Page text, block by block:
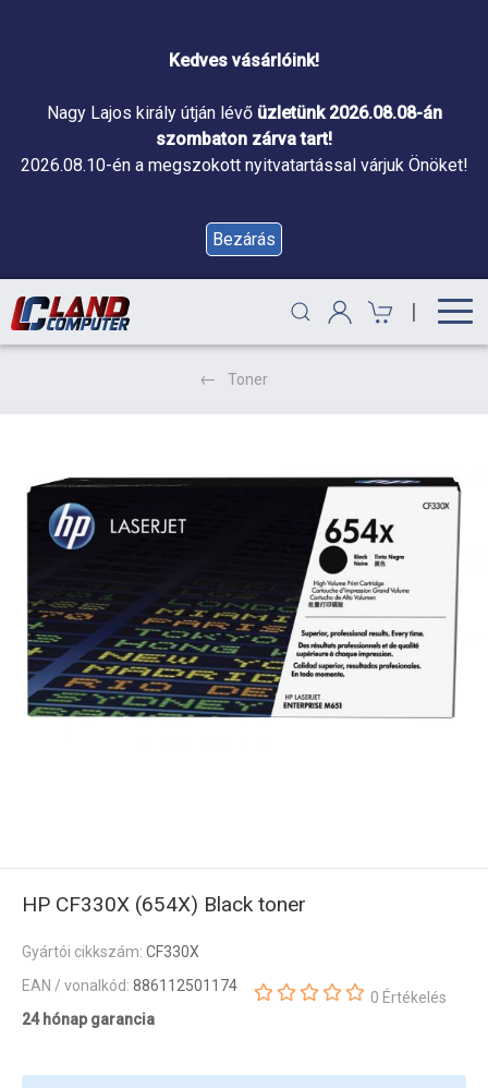
Kedves vásárlóink!
Nagy Lajos király útján lévő üzletünk 2026.08.08-án
szombaton zárva tart!
2026.08.10-én a megszokott nyitvatartással várjuk Önöket!
Bezárás
|
Toner
HP CF330X (654X) Black toner
Gyártói cikkszám: CF330X
EAN / vonalkód: 886112501174
24 hónap garancia
0 Értékelés